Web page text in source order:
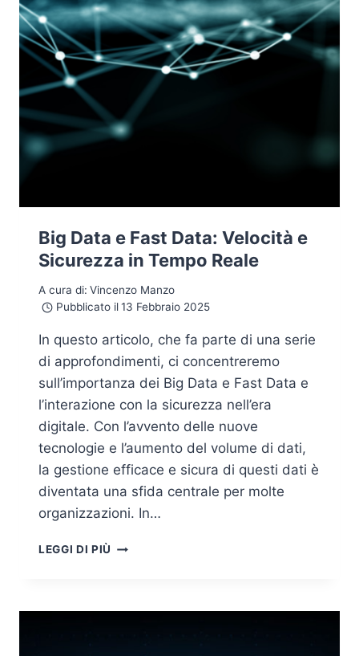
DIPENDENZE
GEOPOLITICHE
INTERESSI
ESTERNI
Big Data e Fast Data: Velocità e
Sicurezza in Tempo Reale
A cura di: Vincenzo Manzo
Pubblicato il 13 Febbraio 2025
In questo articolo, che fa parte di una serie
di approfondimenti, ci concentreremo
sull’importanza dei Big Data e Fast Data e
l’interazione con la sicurezza nell’era
digitale. Con l’avvento delle nuove
tecnologie e l’aumento del volume di dati,
la gestione efficace e sicura di questi dati è
diventata una sfida centrale per molte
organizzazioni. In…
LEGGI DI PIÙ BIG
DATA: